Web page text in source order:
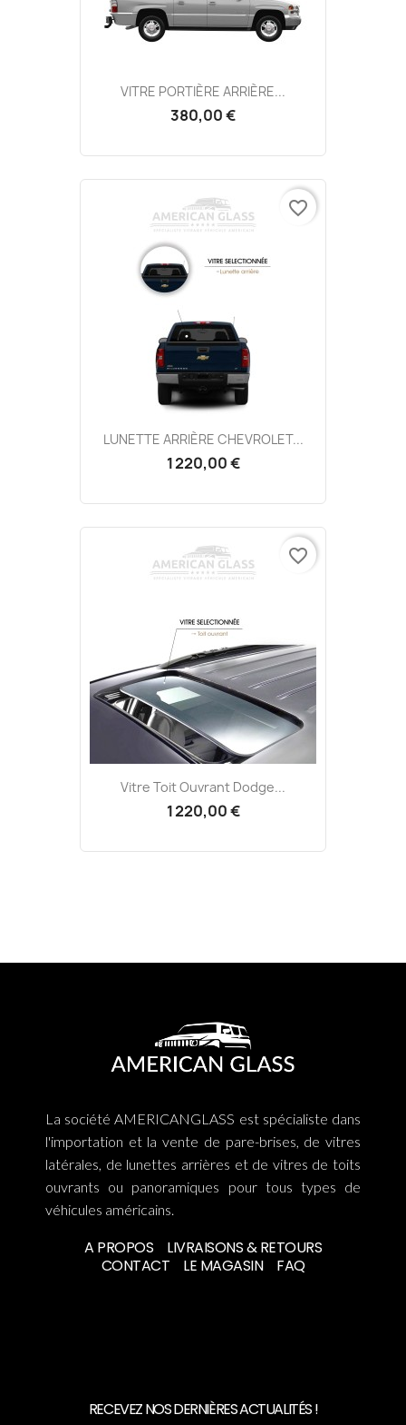
VITRE PORTIÈRE ARRIÈRE...
380,00 €
LUNETTE ARRIÈRE CHEVROLET...
1 220,00 €
favorite_border
Vitre Toit Ouvrant Dodge...
1 220,00 €
favorite_border
La société AMERICANGLASS est spécialiste dans
l'importation et la vente de pare-brises, de vitres
latérales, de lunettes arrières et de vitres de toits
ouvrants ou panoramiques pour tous types de
véhicules américains.
A PROPOS
LIVRAISONS & RETOURS
CONTACT
LE MAGASIN FAQ
RECEVEZ NOS DERNIÈRES ACTUALITÉS !